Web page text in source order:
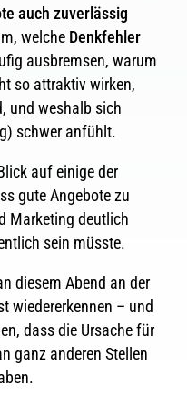
auch zuverlässig
welche Denkfehler
ausbremsen, warum
so attraktiv wirken,
und weshalb sich
schwer anfühlt.
auf einige der
gute Angebote zu
Marketing deutlich
sein müsste.
diesem Abend an der
wiedererkennen – und
dass die Ursache für
ganz anderen Stellen